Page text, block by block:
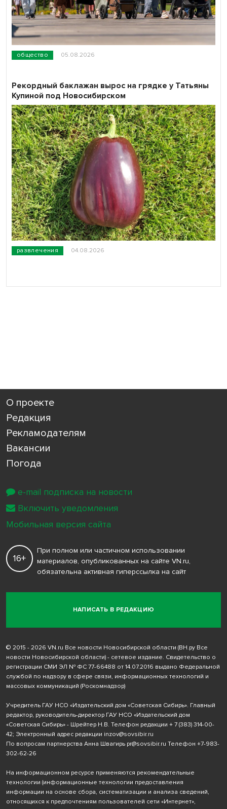
общество 05.08.2026
развлечения 04.08.2026
Рекордный баклажан вырос на грядке у Татьяны
Купиной под Новосибирском
О проекте
Редакция
Рекламодателям
Вакансии
Погода
НАПИСАТЬ В РЕДАКЦИЮ
16+
При полном или частичном использовании
материалов, опубликованных на сайте VN.ru,
обязательна активная гиперссылка на сайт
© 2015 - 2026 VN.ru Все новости Новосибирской области (ВН.ру Все
новости Новосибирской области) - сетевое издание. Свидетельство о
регистрации СМИ ЭЛ № ФС 77-66488 от 14.07.2016 выдано Федеральной
службой по надзору в сфере связи, информационных технологий и
массовых коммуникаций (Роскомнадзор)
Учредитель ГАУ НСО «Издательский дом «Советская Сибирь». Главный
редактор, руководитель-директор ГАУ НСО «Издательский дом
«Советская Сибирь» - Шрейтер Н.В. Телефон редакции + 7 (383) 314-00-
42; Электронный адрес редакции inzov@sovsibir.ru
По вопросам партнерства Анна Швагирь pr@sovsibir.ru Телефон +7-983-
302-62-26
На информационном ресурсе применяются рекомендательные
технологии (информационные технологии предоставления
информации на основе сбора, систематизации и анализа сведений,
относящихся к предпочтениям пользователей сети «Интернет»,
e-mail подписка на новости
Включить уведомления
Мобильная версия сайта